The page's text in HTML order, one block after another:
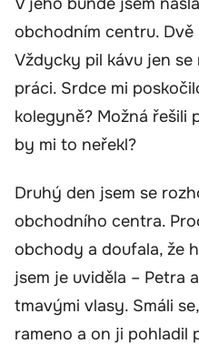
obchodním centru. Dvě
Vždycky pil kávu jen
práci. Srdce mi
kolegyně? Možná řešili
by mi to neřekl?
Druhý den jsem se
obchodního centra.
obchody a doufala, že
jsem je uviděla – Petra
tmavými vlasy. Smáli
rameno a on ji pohladil